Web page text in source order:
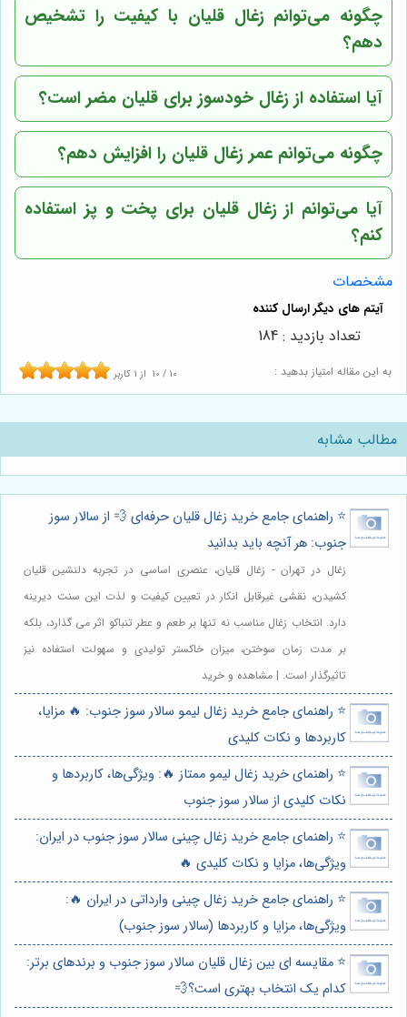
چگونه می‌توانم زغال قلیان با کیفیت را تشخیص
دهم؟
آیا استفاده از زغال خودسوز برای قلیان مضر است؟
چگونه می‌توانم عمر زغال قلیان را افزایش دهم؟
آیا می‌توانم از زغال قلیان برای پخت و پز استفاده
کنم؟
مشخصات
به این مقاله امتیاز بدهید : 10 / 10 از 1 کاربر
تعداد بازدید : 184
مطالب مشابه
⭐️ راهنمای جامع خرید زغال قلیان حرفه‌ای 💨 از سالار سوز
جنوب: هر آنچه باید بدانید
زغال در تهران - زغال قلیان، عنصری اساسی در تجربه دلنشین قلیان
کشیدن، نقشی غیرقابل انکار در تعیین کیفیت و لذت این سنت دیرینه
دارد. انتخاب زغال مناسب نه تنها بر طعم و عطر تنباکو اثر می گذارد، بلکه
بر مدت زمان سوختن، میزان خاکستر تولیدی و سهولت استفاده نیز
تاثیرگذار است. | مشاهده و خرید
⭐️ راهنمای جامع خرید زغال لیمو سالار سوز جنوب: 🔥 مزایا،
کاربردها و نکات کلیدی
⭐️ راهنمای خرید زغال لیمو ممتاز 🔥: ویژگی‌ها، کاربردها و
نکات کلیدی از سالار سوز جنوب
⭐️ راهنمای جامع خرید زغال چینی سالار سوز جنوب در ایران:
ویژگی‌ها، مزایا و نکات کلیدی 🔥
⭐️ راهنمای جامع خرید زغال چینی وارداتی در ایران 🔥:
ویژگی‌ها، مزایا و کاربردها (سالار سوز جنوب)
⭐️ مقایسه ای بین زغال قلیان سالار سوز جنوب و برندهای برتر:
کدام یک انتخاب بهتری است؟💨